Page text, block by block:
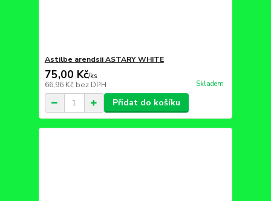
Astilbe arendsii ASTARY WHITE
75,00 Kč/ks
66,96 Kč bez DPH Skladem
Přidat do košíku